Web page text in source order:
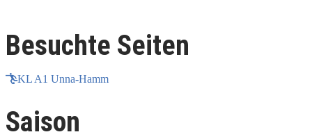
Besuchte Seiten
KL A1 Unna-Hamm
Saison